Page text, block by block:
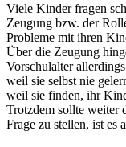
Viele Kinder fragen
Zeugung bzw. der
Probleme mit ihren
Über die Zeugung
Vorschulalter
weil sie selbst nie
weil sie finden, ihr
Trotzdem sollte weiter
Frage zu stellen, ist es